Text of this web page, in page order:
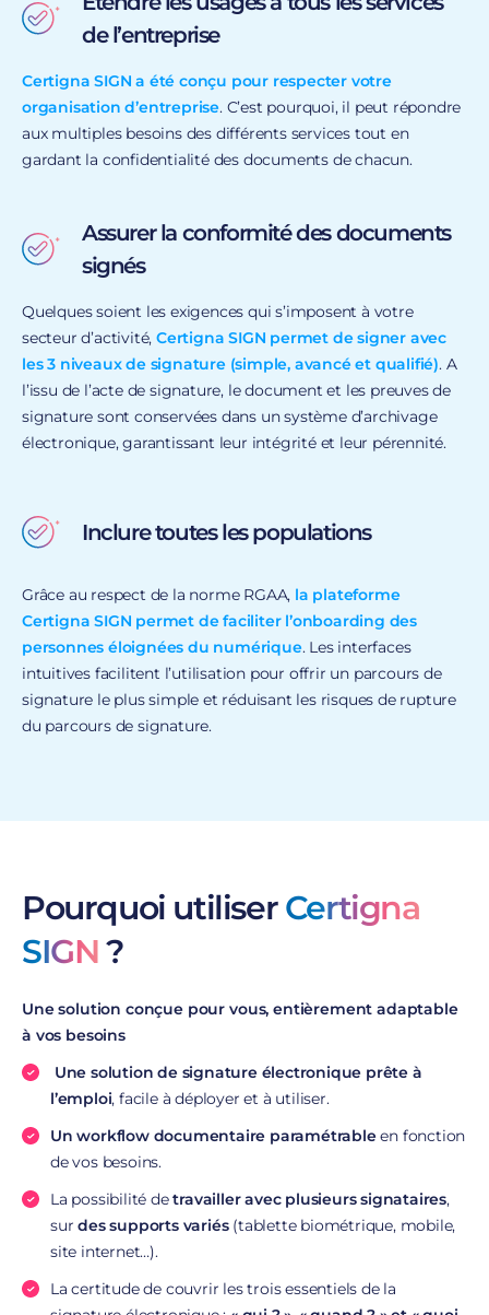
de l’entreprise
Certigna SIGN a été conçu pour respecter votre
organisation d’entreprise. C’est pourquoi, il peut répondre
aux multiples besoins des différents services tout en
gardant la confidentialité des documents de chacun.
Assurer la conformité des documents
signés
Quelques soient les exigences qui s’imposent à votre
secteur d’activité,Certigna SIGN permet de signer avec
les 3 niveaux de signature (simple, avancé et qualifié). A
l’issu de l’acte de signature, le document et les preuves de
signature sont conservées dans un système d’archivage
électronique, garantissant leur intégrité et leur pérennité.
Inclure toutes les populations
Grâce au respect de la norme RGAA, la plateforme
Certigna SIGN permet de faciliter l’onboarding des
personnes éloignées du numérique. Les interfaces
intuitives facilitent l’utilisation pour offrir un parcours de
signature le plus simple et réduisant les risques de rupture
du parcours de signature.
Pourquoi utiliserCertigna
SIGN?
Une solution conçue pour vous, entièrement adaptable
à vos besoins
Une solution de signature électronique prête à
l’emploi, facile à déployer et à utiliser.
Un workflow documentaire paramétrableen fonction
de vos besoins.
La possibilité detravailler avec plusieurs signataires,
surdes supports variés(tablette biométrique, mobile,
site internet…).
La certitude de couvrir les trois essentiels de la